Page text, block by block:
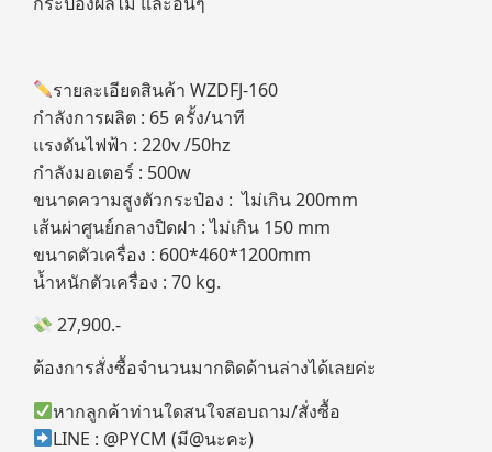
รายละเอียดสินค้า WZDFJ-160
กำลังการผลิต : 65 ครั้ง/นาที
แรงดันไฟฟ้า : 220v /50hz
กำลังมอเตอร์ : 500w
ขนาดความสูงตัวกระป๋อง : ไม่เกิน 200mm
เส้นผ่าศูนย์กลางปิดฝา : ไม่เกิน 150 mm
ขนาดตัวเครื่อง : 600*460*1200mm
น้ำหนักตัวเครื่อง : 70 kg.
27,900.-
ต้องการสั่งซื้อจำนวนมากติดด้านล่างได้เลยค่ะ
หากลูกค้าท่านใดสนใจสอบถาม/สั่งซื้อ
LINE : @PYCM (มี@นะคะ)